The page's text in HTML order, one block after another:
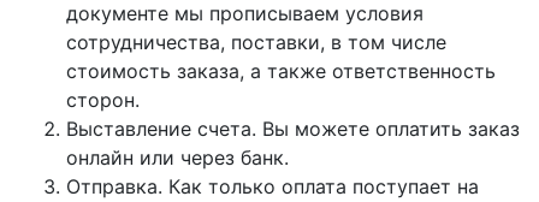
документе мы прописываем условия
сотрудничества, поставки, в том числе
стоимость заказа, а также ответственность
сторон.
Выставление счета. Вы можете оплатить заказ
онлайн или через банк.
Отправка. Как только оплата поступает на